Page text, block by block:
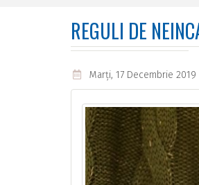
REGULI DE
Marţi, 17 Decembrie 2019